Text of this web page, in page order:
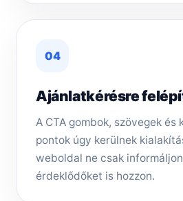
04
Ajánlatkérésre
A CTA gombok, szövegek
pontok úgy kerülnek
weboldal ne csak
érdeklődőket is hozzon.